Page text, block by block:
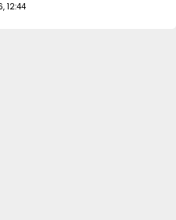
12:44